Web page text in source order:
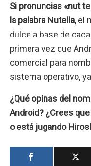
Si pronuncias «nut
la palabra Nutella, el
dulce a base de
primera vez que
comercial para
sistema operativo,
¿Qué opinas del
Android? ¿Crees
o está jugando